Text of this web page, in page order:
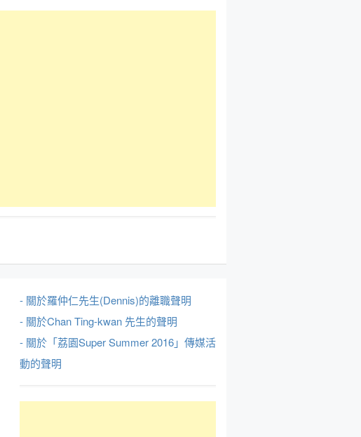
- 關於羅仲仁先生(Dennis)的離職聲明
- 關於Chan Ting-kwan 先生的聲明
- 關於「荔園Super Summer 2016」傳媒活
動的聲明